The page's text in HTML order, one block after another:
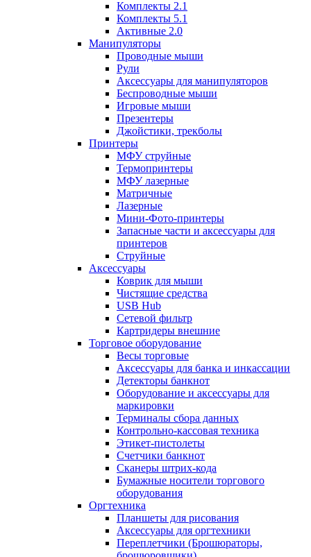
Комплекты 2.1
Комплекты 5.1
Активные 2.0
Манипуляторы
Проводные мыши
Рули
Аксессуары для манипуляторов
Беспроводные мыши
Игровые мыши
Презентеры
Джойстики, трекболы
Принтеры
МФУ струйные
Термопринтеры
МФУ лазерные
Матричные
Лазерные
Мини-Фото-принтеры
Запасные части и аксессуары для
принтеров
Струйные
Аксессуары
Коврик для мыши
Чистящие средства
USB Hub
Сетевой фильтр
Картридеры внешние
Торговое оборудование
Весы торговые
Аксессуары для банка и инкассации
Детекторы банкнот
Оборудование и аксессуары для
маркировки
Терминалы сбора данных
Контрольно-кассовая техника
Этикет-пистолеты
Счетчики банкнот
Сканеры штрих-кода
Бумажные носители торгового
оборудования
Оргтехника
Планшеты для рисования
Аксессуары для оргтехники
Переплетчики (Брошюраторы,